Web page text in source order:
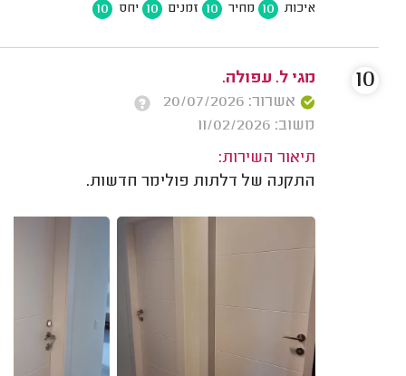
איכות 10 מחיר 10 זמנים 10 יחס 10
מגי ל. עפולה.
אשרור: 20/07/2026
משוב: 11/02/2026
תיאור השירות:
התקנה של דלתות פולימר חדשות.
10